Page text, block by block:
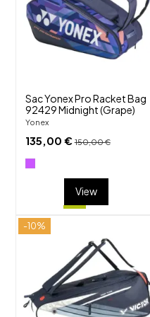
favorite_border
visibility
Sac Yonex Pro Racket Bag
92429 Midnight (Grape)
Yonex
135,00 €150,00 €
View
-10%
favorite_border
visibility